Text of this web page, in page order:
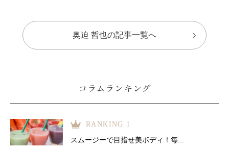
奥迫 哲也の記事一覧へ
コラムランキング
RANKING 1
スムージーで目指せ美ボディ！毎...